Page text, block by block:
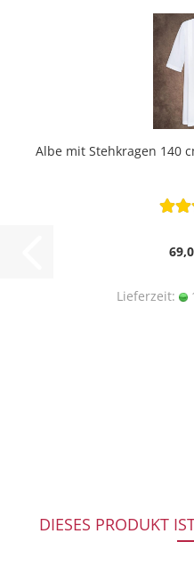
Albe mit Stehkragen 140
Lieferzeit:
DIESES PRODUKT